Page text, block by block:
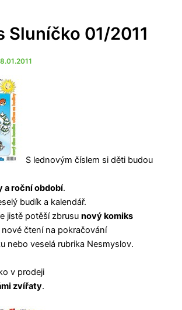
Sluníčko 01/2011
S lednovým číslem si děti budou
a roční období.
budík a kalendář.
jistě potěší zbrusunový komiks
nové čtení na pokračování
nebo veselá rubrika Nesmyslov.
v prodeji
zvířaty.